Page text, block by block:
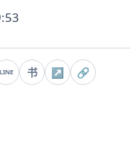
LINE 书 ↗ 🔗